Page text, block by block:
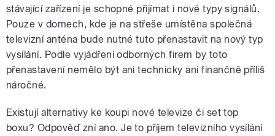
stávající zařízení je schopné přijímat i nové typy signálů.
Pouze v domech, kde je na střeše umístěna společná
televizní anténa bude nutné tuto přenastavit na nový typ
vysílání. Podle vyjádření odborných firem by toto
přenastavení nemělo být ani technicky ani finančně příliš
náročné.
Existují alternativy ke koupi nové televize či set top
boxu? Odpověď zní ano. Je to příjem televizního vysílání